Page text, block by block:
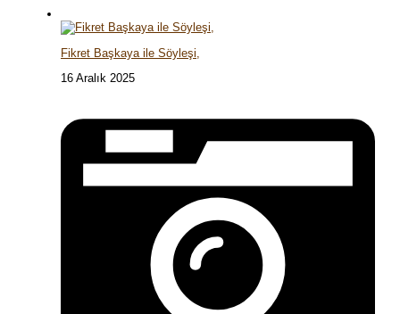
Fikret Başkaya ile Söyleşi,
16 Aralık 2025